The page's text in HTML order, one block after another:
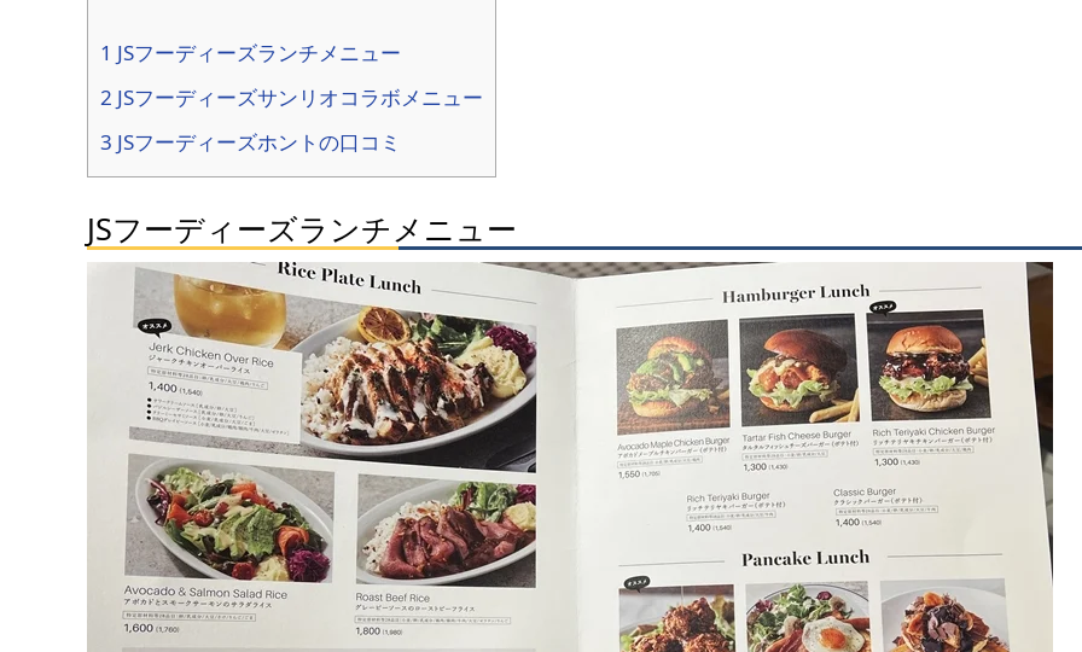
1 JSフーディーズランチメニュー
2 JSフーディーズサンリオコラボメニュー
3 JSフーディーズホントの口コミ
JSフーディーズランチメニュー